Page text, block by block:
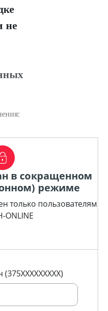
не
в сокращенном
режиме
только пользователям